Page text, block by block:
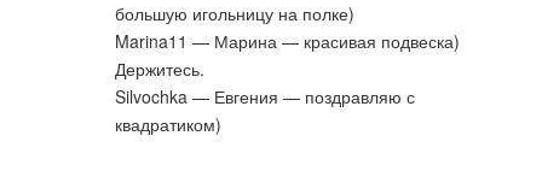
большую игольницу на полке)
Marina11 — Марина — красивая подвеска)
Держитесь.
Silvochka — Евгения — поздравляю с
квадратиком)